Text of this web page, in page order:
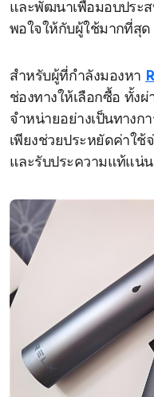
และพัฒนาเพื่อมอบประ
พอใจให้กับผู้ใช้มากที่สุด
สำหรับผู้ที่กำลังมองหา
ช่องทางให้เลือกซื้อ ทั้ง
จำหน่ายอย่างเป็นทางก
เพียงช่วยประหยัดค่าใ
และรับประความแท้แน่